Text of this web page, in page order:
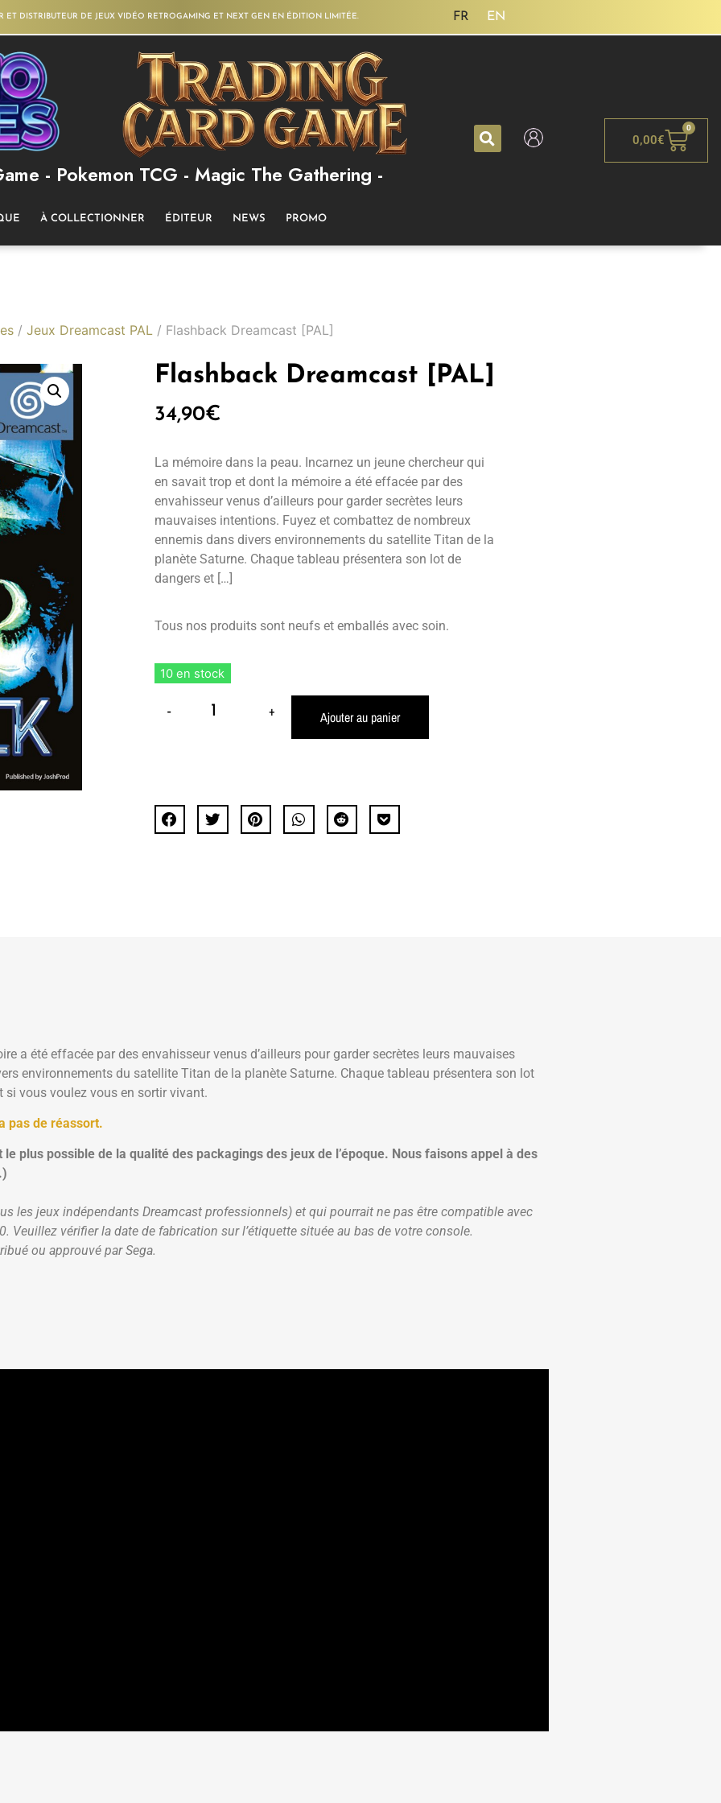
ET DISTRIBUTEUR DE JEUX VIDÉO RETROGAMING ET NEXT GEN EN ÉDITION LIMITÉE. FR EN
- Pokemon TCG - Magic The Gathering -
À COLLECTIONNER ÉDITEUR NEWS PROMO
0,00€
0
/ Jeux Dreamcast PAL / Flashback Dreamcast [PAL]
Flashback Dreamcast [PAL]
34,90€
La mémoire dans la peau. Incarnez un jeune chercheur qui
en savait trop et dont la mémoire a été effacée par des
envahisseur venus d’ailleurs pour garder secrètes leurs
mauvaises intentions. Fuyez et combattez de nombreux
ennemis dans divers environnements du satellite Titan de la
planète Saturne. Chaque tableau présentera son lot de
dangers et […]
Tous nos produits sont neufs et emballés avec soin.
10 en stock
- + Ajouter au panier
a été effacée par des envahisseur venus d’ailleurs pour garder secrètes leurs mauvaises
environnements du satellite Titan de la planète Saturne. Chaque tableau présentera son lot
vous voulez vous en sortir vivant.
pas de réassort.
plus possible de la qualité des packagings des jeux de l’époque. Nous faisons appel à des
les jeux indépendants Dreamcast professionnels) et qui pourrait ne pas être compatible avec
vérifier la date de fabrication sur l’étiquette située au bas de votre console.
ou approuvé par Sega.